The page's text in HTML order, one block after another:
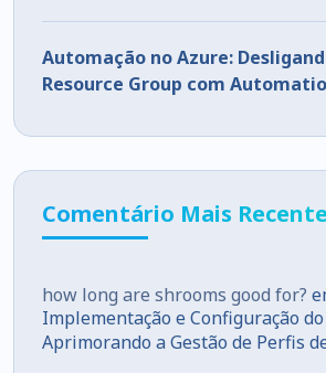
Automação no Azure:
Resource Group com
Comentário Mais Recente
how long are shrooms good for?
Implementação e Configuração do
Aprimorando a Gestão de Perfis